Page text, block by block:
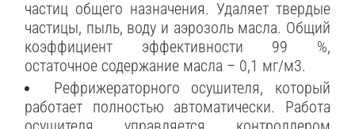
частиц общего назначения. Удаляет твердые
частицы, пыль, воду и аэрозоль масла. Общий
коэффициент эффективности 99 %,
остаточное содержание масла – 0,1 мг/м3.
Рефрижераторного осушителя, который
работает полностью автоматически. Работа